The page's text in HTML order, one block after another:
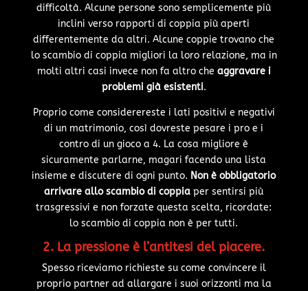
difficoltà. Alcune persone sono semplicemente più
inclini verso rapporti di coppia più aperti
differentemente da altri. Alcune coppie trovano che
lo scambio di coppia migliori la loro relazione, ma in
molti altri casi invece non fa altro che aggravare i
problemi già esistenti.
Proprio come considerereste i lati positivi e negativi
di un matrimonio, così dovreste pesare i pro e i
contro di un gioco a 4. La cosa migliore è
sicuramente parlarne, magari facendo una lista
insieme e discutere di ogni punto. Non è obbligatorio
arrivare allo scambio di coppia per sentirsi più
trasgressivi e non forzate questa scelta, ricordate:
lo scambio di coppia non è per tutti.
2. La pressione è l’antitesi del piacere.
Spesso riceviamo richieste su come convincere il
proprio partner ad allargare i suoi orizzonti ma la